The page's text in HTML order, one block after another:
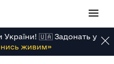
України! 🇺🇦 Задонать у
живим»